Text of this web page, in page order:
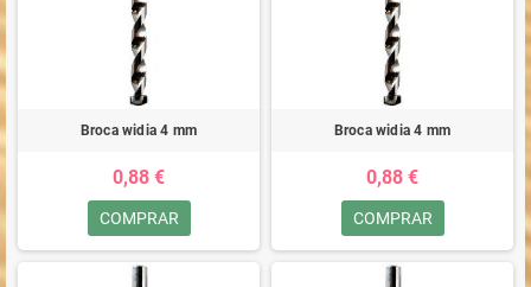
Broca widia 4 mm
0,88 €
COMPRAR
Broca widia 4 mm
0,88 €
COMPRAR